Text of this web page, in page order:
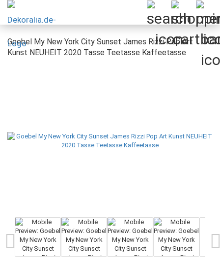
Goebel My New York City Sunset James Rizzi Pop Art
Kunst NEUHEIT 2020 Tasse Teetasse Kaffeetasse